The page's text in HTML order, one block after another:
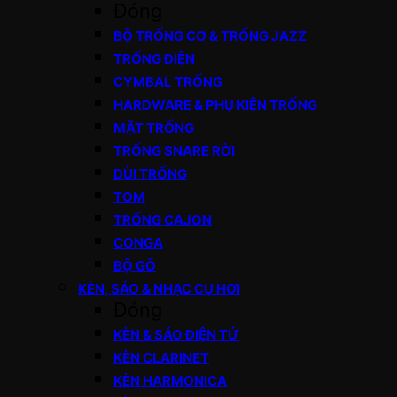
BỘ TRỐNG CƠ & TRỐNG JAZZ
TRỐNG ĐIỆN
CYMBAL TRỐNG
HARDWARE & PHỤ KIỆN TRỐNG
MẶT TRỐNG
TRỐNG SNARE RỜI
DÙI TRỐNG
TOM
TRỐNG CAJON
CONGA
BỘ GÕ
KÈN, SÁO & NHẠC CỤ HƠI
KÈN & SÁO ĐIỆN TỬ
KÈN CLARINET
KÈN HARMONICA